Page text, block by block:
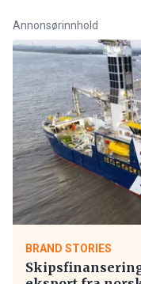
Annonsørinnhold
BRAND STORIES